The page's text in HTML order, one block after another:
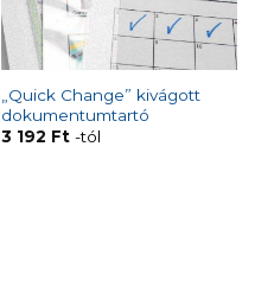
„Quick Change” kivágott
dokumentumtartó
3 192 Ft-tól